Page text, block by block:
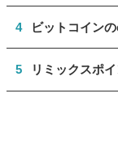
4 ビットコイン
5 リミックスポ